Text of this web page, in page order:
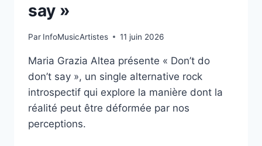
say »
Par InfoMusicArtistes 11 juin 2026
Maria Grazia Altea présente « Don’t do
don’t say », un single alternative rock
introspectif qui explore la manière dont la
réalité peut être déformée par nos
perceptions.